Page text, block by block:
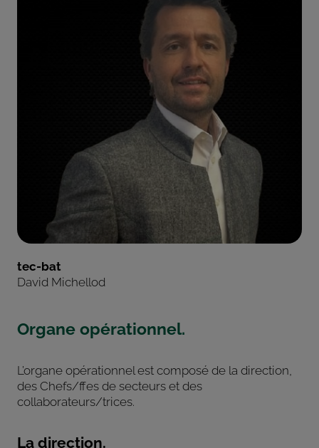
tec-bat
David Michellod
Organe opérationnel.
L’organe opérationnel est composé de la direction,
des Chefs/ffes de secteurs et des
collaborateurs/trices.
La direction.